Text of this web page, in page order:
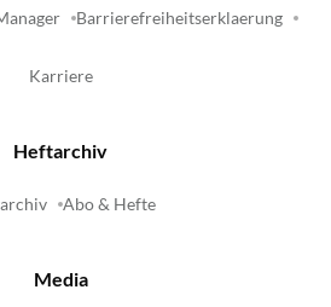
Barrierefreiheitserklaerung
Karriere
Heftarchiv
Abo & Hefte
Media